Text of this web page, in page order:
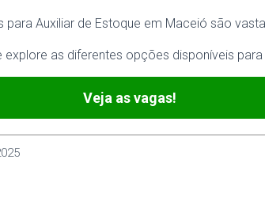
para Auxiliar de Estoque em Maceió são
explore as diferentes opções disponíveis
Veja as vagas!